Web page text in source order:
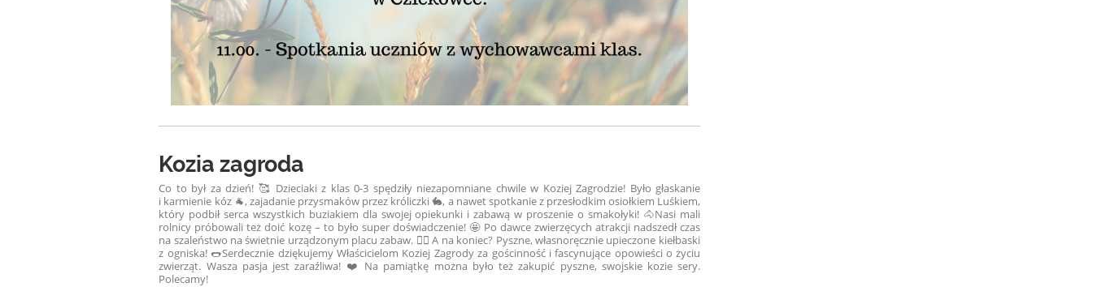
Kozia zagroda
Co to był za dzień! 🥰 Dzieciaki z klas 0-3 spędziły niezapomniane chwile w Koziej Zagrodzie! Było głaskanie
i karmienie kóz 🐐, zajadanie przysmaków przez króliczki 🐇, a nawet spotkanie z przesłodkim osiołkiem Luśkiem,
który podbił serca wszystkich buziakiem dla swojej opiekunki i zabawą w proszenie o smakołyki! 🐴Nasi mali
rolnicy próbowali też doić kozę – to było super doświadczenie! 🤩 Po dawce zwierzęcych atrakcji nadszedł czas
na szaleństwo na świetnie urządzonym placu zabaw. 🤸‍♂️ A na koniec? Pyszne, własnoręcznie upieczone kiełbaski
z ogniska! 🌭Serdecznie dziękujemy Właścicielom Koziej Zagrody za gościnność i fascynujące opowieści o życiu
zwierząt. Wasza pasja jest zaraźliwa! ❤️ Na pamiątkę można było też zakupić pyszne, swojskie kozie sery.
Polecamy!